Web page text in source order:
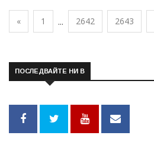
« 1 ... 2642 2643
ПОСЛЕДВАЙТЕ НИ В